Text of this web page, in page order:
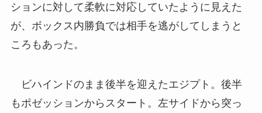
ションに対して柔軟に対応していたように見えた
が、ボックス内勝負では相手を逃がしてしまうと
ころもあった。
ビハインドのまま後半を迎えたエジプト。後半
もポゼッションからスタート。左サイドから突っ